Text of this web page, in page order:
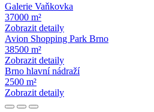
Galerie Vaňkovka
37000 m²
Zobrazit detaily
Avion Shopping Park Brno
38500 m²
Zobrazit detaily
Brno hlavní nádraží
2500 m²
Zobrazit detaily